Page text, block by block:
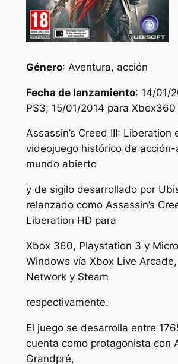
Género: Aventura, acción
Fecha de lanzamiento: 14/01/
PS3; 15/01/2014 para Xbox360
Assassin’s Creed III: Liberation
videojuego histórico de
mundo abierto
y de sigilo desarrollado por
relanzado como Assassin’s
Liberation HD para
Xbox 360, Playstation 3 y
Windows vía Xbox Live
Network y Steam
respectivamente.
El juego se desarrolla entre
cuenta como protagonista con
Grandpré,